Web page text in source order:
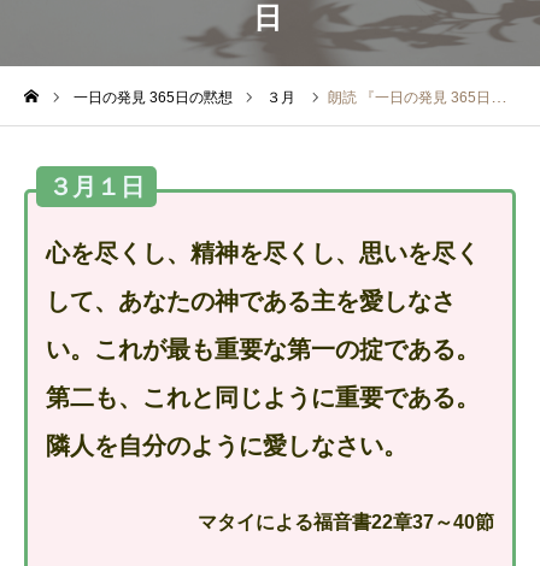
日
一日の発見 365日の黙想 ３月 朗読 『一日の発見 365日の黙想』3月1日
３月１日
心を尽くし、精神を尽くし、思いを尽く
して、あなたの神である主を愛しなさ
い。これが最も重要な第一の掟である。
第二も、これと同じように重要である。
隣人を自分のように愛しなさい。
マタイによる福音書22章37～40節
西川口キリスト教会 信仰告白